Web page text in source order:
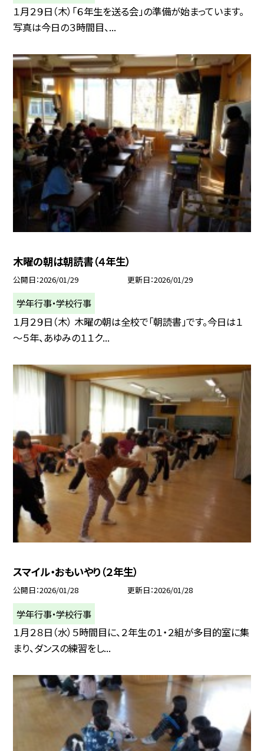
１月２９日（木）「６年生を送る会」の準備が始まっています。
写真は今日の３時間目、...
木曜の朝は朝読書（４年生）
公開日 2026/01/29 更新日 2026/01/29
学年行事・学校行事
１月２９日（木） 木曜の朝は全校で「朝読書」です。今日は１
～５年、あゆみの１１ク...
スマイル・おもいやり（２年生）
公開日 2026/01/28 更新日 2026/01/28
学年行事・学校行事
１月２８日（水）５時間目に、２年生の１・２組が多目的室に集
まり、ダンスの練習をし...